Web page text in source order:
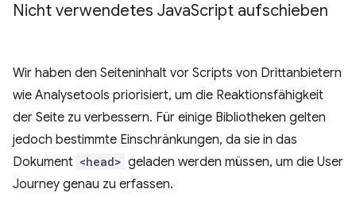
Nicht verwendetes JavaScript aufschieben
Wir haben den Seiteninhalt vor Scripts von Drittanbietern
wie Analysetools priorisiert, um die Reaktionsfähigkeit
der Seite zu verbessern. Für einige Bibliotheken gelten
jedoch bestimmte Einschränkungen, da sie in das
Dokument <head> geladen werden müssen, um die User
Journey genau zu erfassen.